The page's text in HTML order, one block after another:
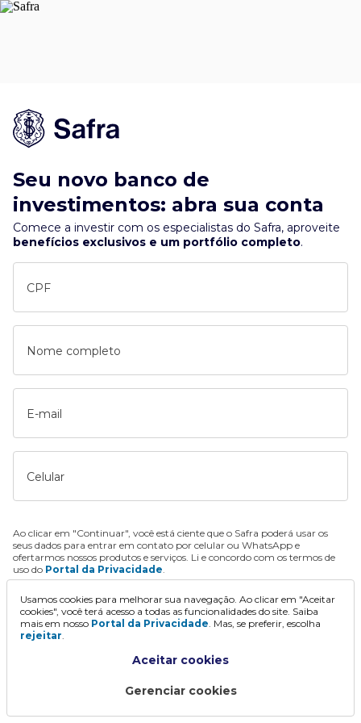
Seu novo banco de
investimentos: abra sua conta
Comece a investir com os especialistas do Safra, aproveite
benefícios exclusivos e um portfólio completo.
CPF
Nome completo
E-mail
Celular
Ao clicar em "Continuar", você está ciente que o Safra poderá usar os
seus dados para entrar em contato por celular ou WhatsApp e
ofertarmos nossos produtos e serviços. Li e concordo com os termos de
uso do Portal da Privacidade.
Continuar
Usamos cookies para melhorar sua navegação. Ao clicar em "Aceitar
cookies", você terá acesso a todas as funcionalidades do site. Saiba
mais em nosso Portal da Privacidade. Mas, se preferir, escolha
rejeitar.
Aceitar cookies
Gerenciar cookies